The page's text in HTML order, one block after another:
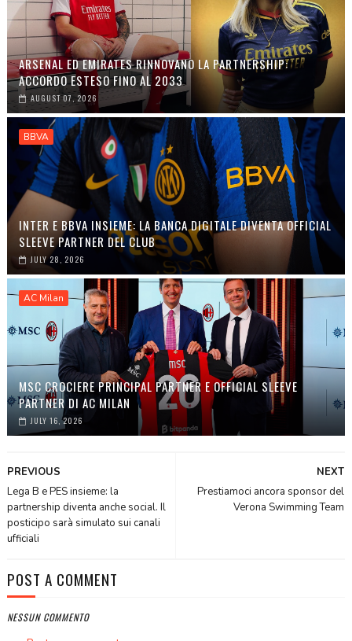
ARSENAL ED EMIRATES RINNOVANO LA PARTNERSHIP:
ACCORDO ESTESO FINO AL 2033
AUGUST 07, 2026
BBVA
INTER E BBVA INSIEME: LA BANCA DIGITALE DIVENTA OFFICIAL
SLEEVE PARTNER DEL CLUB
JULY 28, 2026
AC Milan
MSC CROCIERE PRINCIPAL PARTNER E OFFICIAL SLEEVE
PARTNER DI AC MILAN
JULY 16, 2026
NEXT
Prestiamoci ancora sponsor del
Verona Swimming Team
PREVIOUS
Lega B e PES insieme: la
partnership diventa anche social. Il
posticipo sarà simulato sui canali
ufficiali
POST A COMMENT
NESSUN COMMENTO